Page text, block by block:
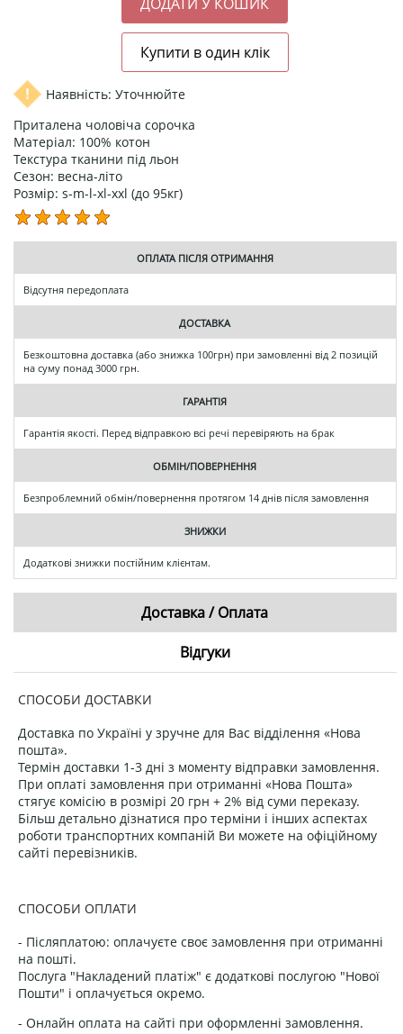
Наявність: Уточнюйте
Приталена чоловіча сорочка
Матеріал: 100% котон
Текстура тканини під льон
Сезон: весна-літо
Розмір: s-m-l-xl-xxl (до 95кг)
ОПЛАТА ПІСЛЯ ОТРИМАННЯ
Відсутня передоплата
ДОСТАВКА
Безкоштовна доставка (або знижка 100грн) при замовленні від 2 позицій
на суму понад 3000 грн.
ГАРАНТІЯ
Гарантія якості. Перед відправкою всі речі перевіряють на брак
ОБМІН/ПОВЕРНЕННЯ
Безпроблемний обмін/повернення протягом 14 днів після замовлення
ЗНИЖКИ
Додаткові знижки постійним клієнтам.
Доставка / Оплата
Відгуки
СПОСОБИ ДОСТАВКИ
Доставка по Україні у зручне для Вас відділення «Нова
пошта».
Термін доставки 1-3 дні з моменту відправки замовлення.
При оплаті замовлення при отриманні «Нова Пошта»
стягує комісію в розмірі 20 грн + 2% від суми переказу.
Більш детально дізнатися про терміни і інших аспектах
роботи транспортних компаній Ви можете на офіційному
сайті перевізників.
СПОСОБИ ОПЛАТИ
- Післяплатою: оплачуєте своє замовлення при отриманні
на пошті.
Послуга "Накладений платіж" є додаткові послугою "Нової
Пошти" і оплачується окремо.
- Онлайн оплата на сайті при оформленні замовлення.